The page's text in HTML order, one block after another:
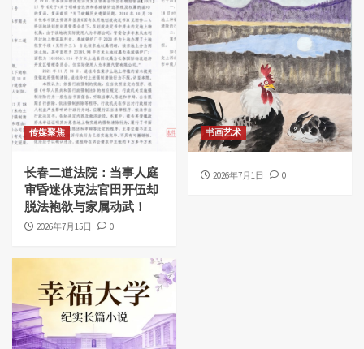
传媒聚焦
长春二道法院：当事人庭
审昏迷休克法官田开伍却
脱法袍欲与家属动武！
2026年7月15日 0
书画艺术
2026年7月1日 0